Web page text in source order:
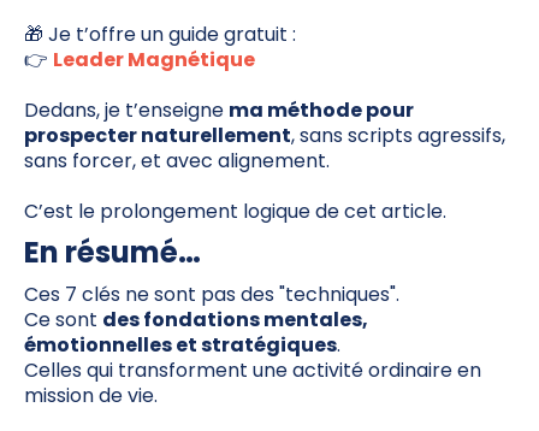
🎁 Je t’offre un guide gratuit :
👉 Leader Magnétique
Dedans, je t’enseigne ma méthode pour
prospecter naturellement, sans scripts agressifs,
sans forcer, et avec alignement.
C’est le prolongement logique de cet article.
En résumé…
Ces 7 clés ne sont pas des "techniques".
Ce sont des fondations mentales,
émotionnelles et stratégiques.
Celles qui transforment une activité ordinaire en
mission de vie.